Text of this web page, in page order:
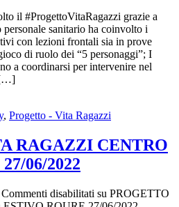
il #ProgettoVitaRagazzi grazie a
sanitario ha coinvolto i
con lezioni frontali sia in prove
di ruolo dei “5 personaggi”; I
a coordinarsi per intervenire nel
[…]
, Progetto - Vita Ragazzi
RAGAZZI CENTRO
06/2022
Commenti disabilitati su PROGETTO